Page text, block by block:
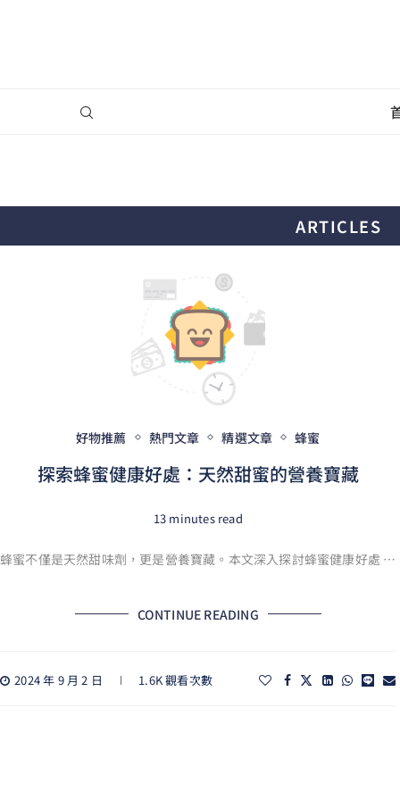
ARTICLES
好物推薦 熱門文章 精選文章 蜂蜜
探索蜂蜜健康好處：天然甜蜜的營養寶藏
13 minutes read
蜂蜜不僅是天然甜味劑，更是營養寶藏。本文深入探討蜂蜜健康好處 …
CONTINUE READING
2024 年 9 月 2 日 1.6K 觀看次數